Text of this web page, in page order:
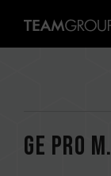
GE PRO